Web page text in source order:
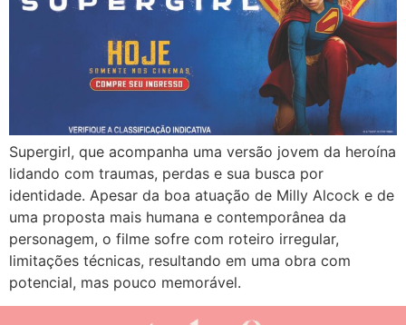
Supergirl, que acompanha uma versão jovem da heroína
lidando com traumas, perdas e sua busca por
identidade. Apesar da boa atuação de Milly Alcock e de
uma proposta mais humana e contemporânea da
personagem, o filme sofre com roteiro irregular,
limitações técnicas, resultando em uma obra com
potencial, mas pouco memorável.